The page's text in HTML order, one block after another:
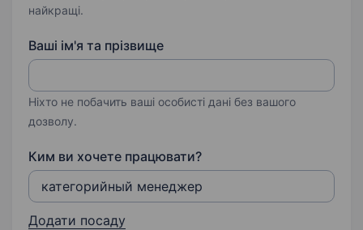
найкращі.
Ваші ім'я та прізвище
Ніхто не побачить ваші особисті дані без вашого
дозволу.
Ким ви хочете працювати?
Додати посаду